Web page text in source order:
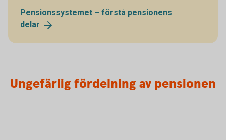
Pensionssystemet – förstå pensionens
delar
Ungefärlig fördelning av pensionen
Pie chart with 3 slices.
Ungefärlig fördelning av pensionen